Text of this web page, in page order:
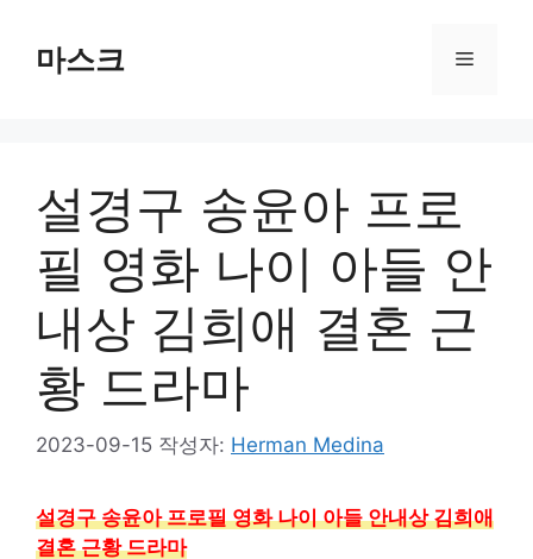
마스크 메
설경구 송윤아 프로
필 영화 나이 아들 안
내상 김희애 결혼 근
황 드라마
2023-09-15 작성자: Herman Medina
설경구 송윤아 프로필 영화 나이 아들 안내상 김희애
결혼 근황 드라마